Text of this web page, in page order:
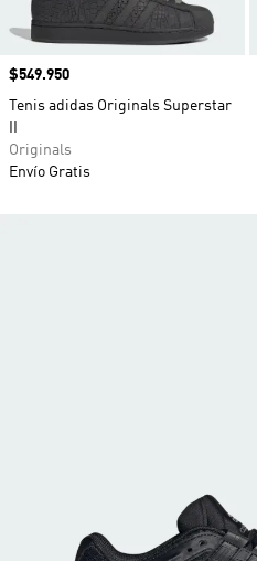
Precio
$549.950
Tenis adidas Originals Superstar
Originals
Envío Gratis